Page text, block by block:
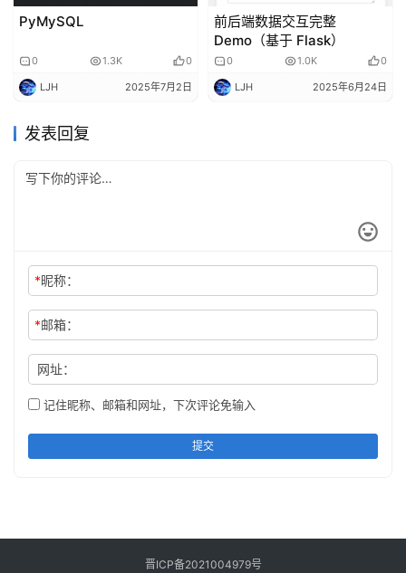
PyMySQL
0 1.3K 0
LJH 2025年7月2日
前后端数据交互完整
Demo（基于 Flask）
0 1.0K 0
LJH 2025年6月24日
发表回复
*昵称：
*邮箱：
网址：
记住昵称、邮箱和网址，下次评论免输入
提交
晋ICP备2021004979号